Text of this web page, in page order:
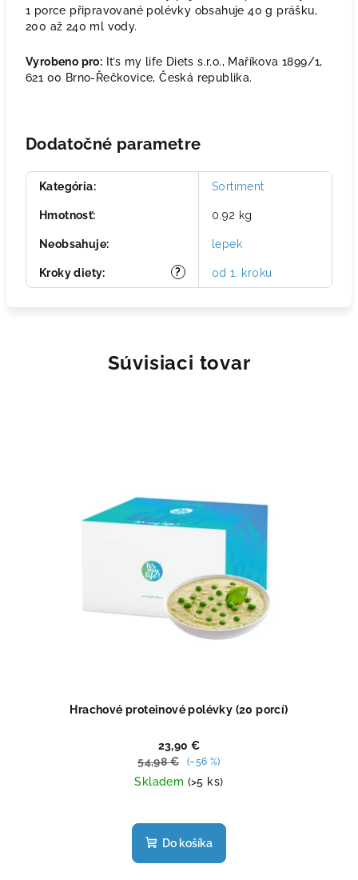
1 porce připravované polévky obsahuje 40 g prášku,
200 až 240 ml vody.
Vyrobeno pro: It’s my life Diets s.r.o., Maříkova 1899/1,
621 00 Brno-Řečkovice, Česká republika.
Dodatočné parametre
Kategória: Sortiment
Hmotnosť: 0.92 kg
Neobsahuje: lepek
?
Kroky diety: od 1. kroku
Súvisiaci tovar
Hrachové proteinové polévky (20 porcí)
23,90 €
54,98 €
(–56 %)
Skladem (>5 ks)
hodnotenie
produktu
Do košíka